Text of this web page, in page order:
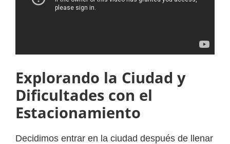
Explorando la Ciudad y
Dificultades con el
Estacionamiento
Decidimos entrar en la ciudad después de llenar